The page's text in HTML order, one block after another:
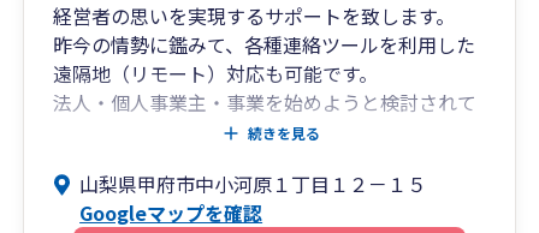
経営者の思いを実現するサポートを致します。
昨今の情勢に鑑みて、各種連絡ツールを利用した
遠隔地（リモート）対応も可能です。
法人・個人事業主・事業を始めようと検討されて
いる方に対して、事業計画・税務相談から法人化
幅広くサービス提供しています。
実績の伴う専門力と蓄積されたノウハウ・広いネ
続きを見る
山梨県甲府市中小河原１丁目１２－１５
Googleマップを確認